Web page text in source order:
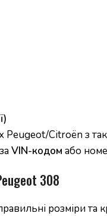
Peugeot/Citroën з
VIN-кодом або
308
розміри та